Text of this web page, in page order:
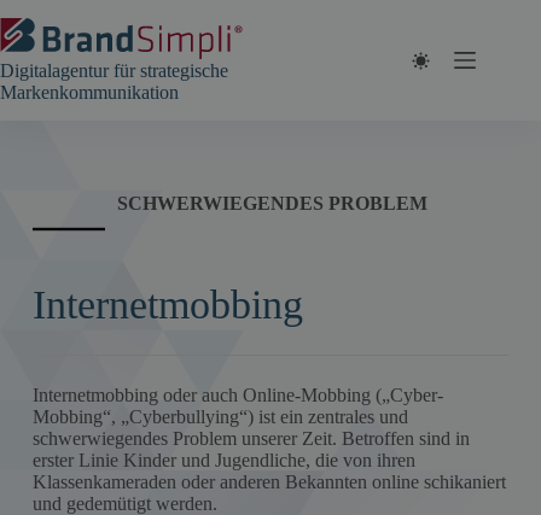
Inhalt
springen
Digitalagentur für strategische
Markenkommunikation
SCHWERWIEGENDES PROBLEM
Internetmobbing
Internetmobbing oder auch Online-Mobbing („Cyber-
Mobbing“, „Cyberbullying“) ist ein zentrales und
schwerwiegendes Problem unserer Zeit. Betroffen sind in
erster Linie Kinder und Jugendliche, die von ihren
Klassenkameraden oder anderen Bekannten online schikaniert
und gedemütigt werden.